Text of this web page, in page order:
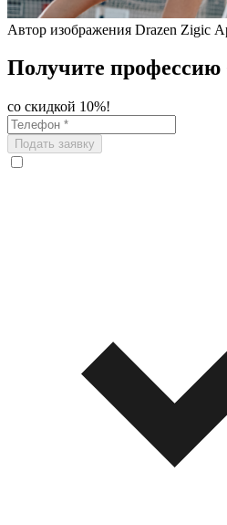
Автор изображения Drazen Zigic
Получите профессию
со скидкой 10%!
Подать заявку